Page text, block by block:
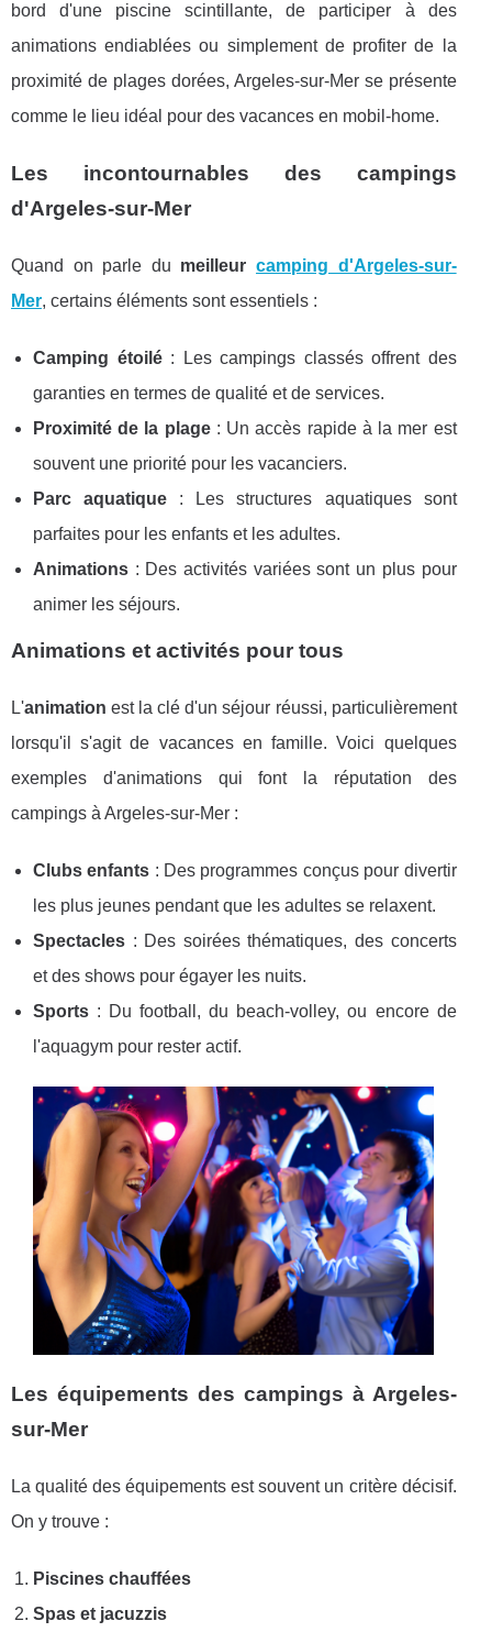
bord d'une piscine scintillante, de participer à des
animations endiablées ou simplement de profiter de la
proximité de plages dorées, Argeles-sur-Mer se présente
comme le lieu idéal pour des vacances en mobil-home.
Les incontournables des campings
d'Argeles-sur-Mer
Quand on parle du meilleurcamping d'Argeles-sur-
Mer, certains éléments sont essentiels :
Camping étoilé: Les campings classés offrent des
garanties en termes de qualité et de services.
Proximité de la plage: Un accès rapide à la mer est
souvent une priorité pour les vacanciers.
Parc aquatique : Les structures aquatiques sont
parfaites pour les enfants et les adultes.
Animations : Des activités variées sont un plus pour
animer les séjours.
Animations et activités pour tous
L'animation est la clé d'un séjour réussi, particulièrement
lorsqu'il s'agit de vacances en famille. Voici quelques
exemples d'animations qui font la réputation des
campings à Argeles-sur-Mer :
Clubs enfants : Des programmes conçus pour divertir
les plus jeunes pendant que les adultes se relaxent.
Spectacles : Des soirées thématiques, des concerts
et des shows pour égayer les nuits.
Sports : Du football, du beach-volley, ou encore de
l'aquagym pour rester actif.
Les équipements des campings à Argeles-
sur-Mer
La qualité des équipements est souvent un critère décisif.
On y trouve :
Piscines chauffées
Spas et jacuzzis